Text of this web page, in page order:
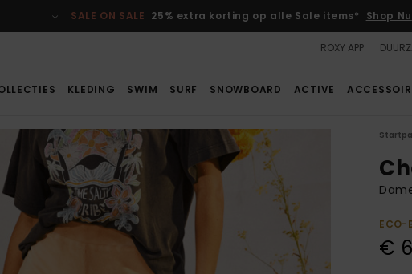
SALE ON SALE 25% extra korting op alle Sale items* Shop Nu
ROXY APP
KLEDING SWIM SURF SNOWBOARD ACTIVE
ECO-
€